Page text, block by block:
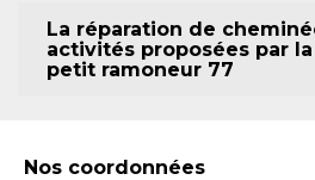
La réparation de
activités proposées par
petit ramoneur 77
Nos coordonnées